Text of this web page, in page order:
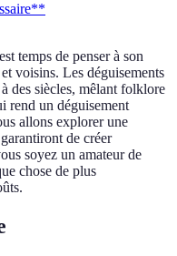
temps de penser à son
voisins. Les déguisements
des siècles, mêlant folklore
rend un déguisement
allons explorer une
de créer
soyez un amateur de
chose de plus